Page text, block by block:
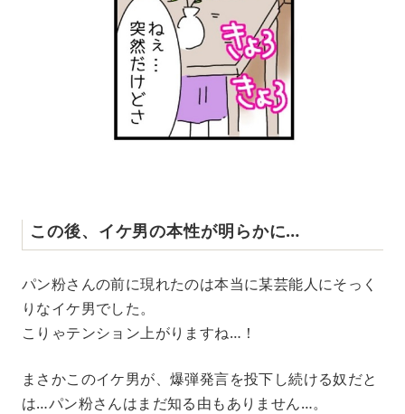
この後、イケ男の本性が明らかに…
パン粉さんの前に現れたのは本当に某芸能人にそっく
りなイケ男でした。
こりゃテンション上がりますね…！
まさかこのイケ男が、爆弾発言を投下し続ける奴だと
は…パン粉さんはまだ知る由もありません…。